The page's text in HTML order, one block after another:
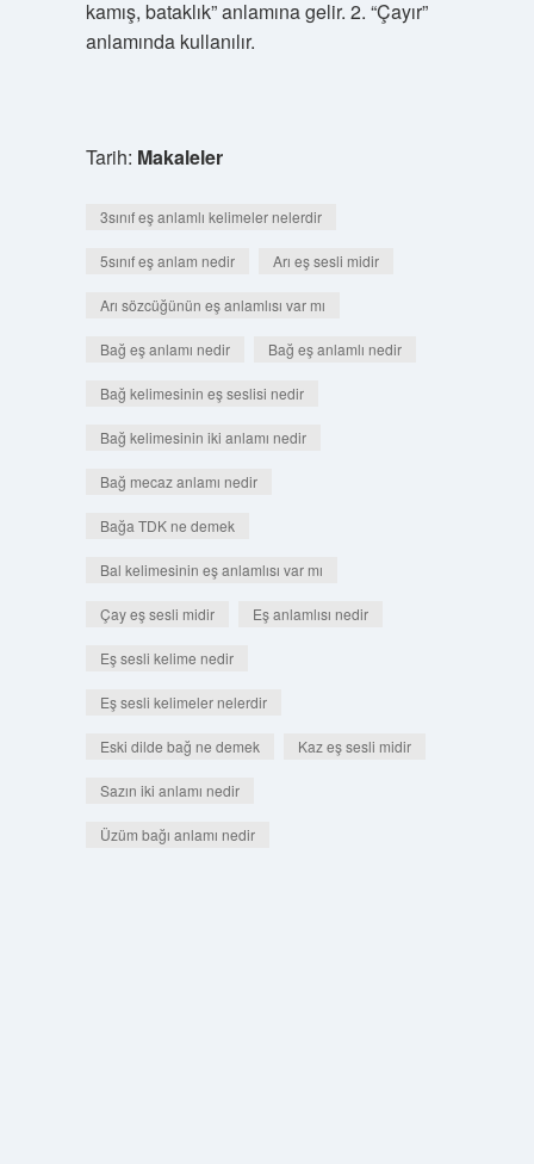
kamış, bataklık” anlamına gelir. 2. “Çayır”
anlamında kullanılır.
Tarih: Makaleler
3sınıf eş anlamlı kelimeler nelerdir
5sınıf eş anlam nedir Arı eş sesli midir
Arı sözcüğünün eş anlamlısı var mı
Bağ eş anlamı nedir Bağ eş anlamlı nedir
Bağ kelimesinin eş seslisi nedir
Bağ kelimesinin iki anlamı nedir
Bağ mecaz anlamı nedir
Bağa TDK ne demek
Bal kelimesinin eş anlamlısı var mı
Çay eş sesli midir Eş anlamlısı nedir
Eş sesli kelime nedir
Eş sesli kelimeler nelerdir
Eski dilde bağ ne demek Kaz eş sesli midir
Sazın iki anlamı nedir
Üzüm bağı anlamı nedir